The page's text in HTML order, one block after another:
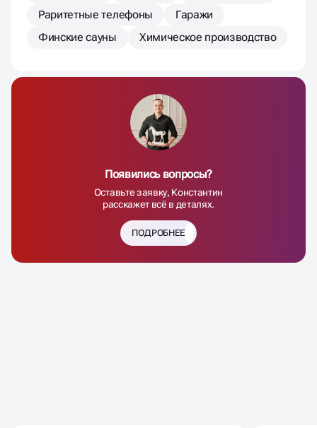
Раритетные телефоны
Гаражи
Финские сауны
Химическое производство
Появились вопросы?
Оставьте заявку, Константин
расскажет всё в деталях.
ПОДРОБНЕЕ